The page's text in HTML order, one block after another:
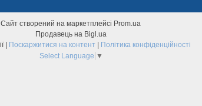
Сайт створений на маркетплейсі Prom.ua
Продавець на Bigl.ua
Світ Вентиляції | Поскаржитися на контент | Політика конфіденційності
Select Language ▼